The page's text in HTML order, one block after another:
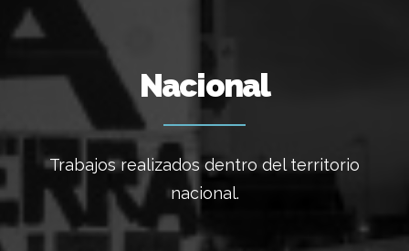
Nacional
Trabajos realizados dentro del territorio
nacional.